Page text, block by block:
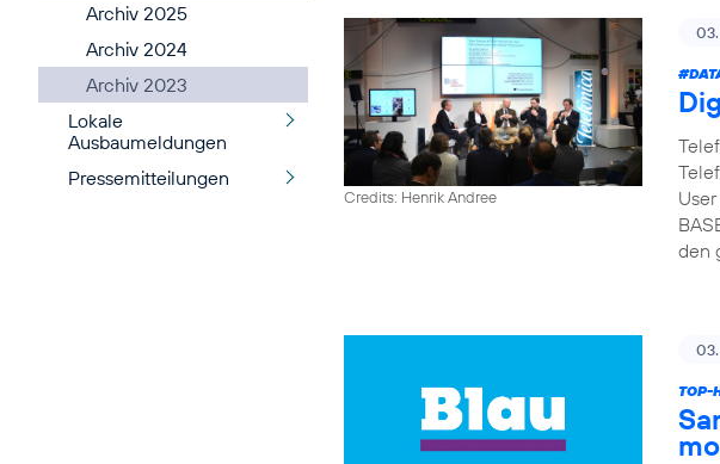
Archiv 2025
Archiv 2024
Archiv 2023
Lokale
Ausbaumeldungen
Pressemitteilungen
Credits: Henrik Andree
den
TOP-